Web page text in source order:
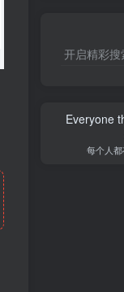
开启精彩搜
Everyone
每个人